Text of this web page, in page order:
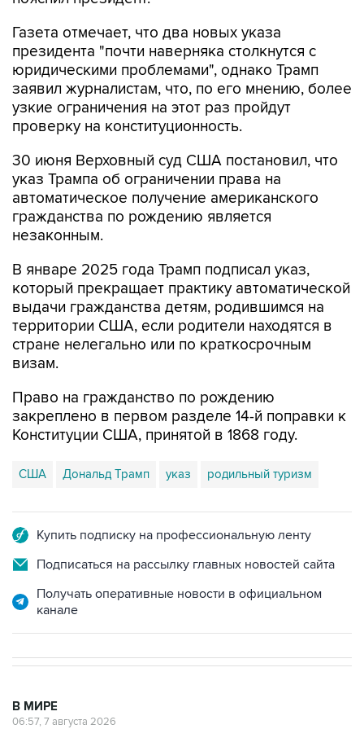
Газета отмечает, что два новых указа
президента "почти наверняка столкнутся с
юридическими проблемами", однако Трамп
заявил журналистам, что, по его мнению, более
узкие ограничения на этот раз пройдут
проверку на конституционность.
30 июня Верховный суд США постановил, что
указ Трампа об ограничении права на
автоматическое получение американского
гражданства по рождению является
незаконным.
В январе 2025 года Трамп подписал указ,
который прекращает практику автоматической
выдачи гражданства детям, родившимся на
территории США, если родители находятся в
стране нелегально или по краткосрочным
визам.
Право на гражданство по рождению
закреплено в первом разделе 14-й поправки к
Конституции США, принятой в 1868 году.
США Дональд Трамп указ родильный туризм
Купить подписку на профессиональную ленту
Подписаться на рассылку главных новостей сайта
Получать оперативные новости в официальном
канале
В МИРЕ
06:57, 7 августа 2026